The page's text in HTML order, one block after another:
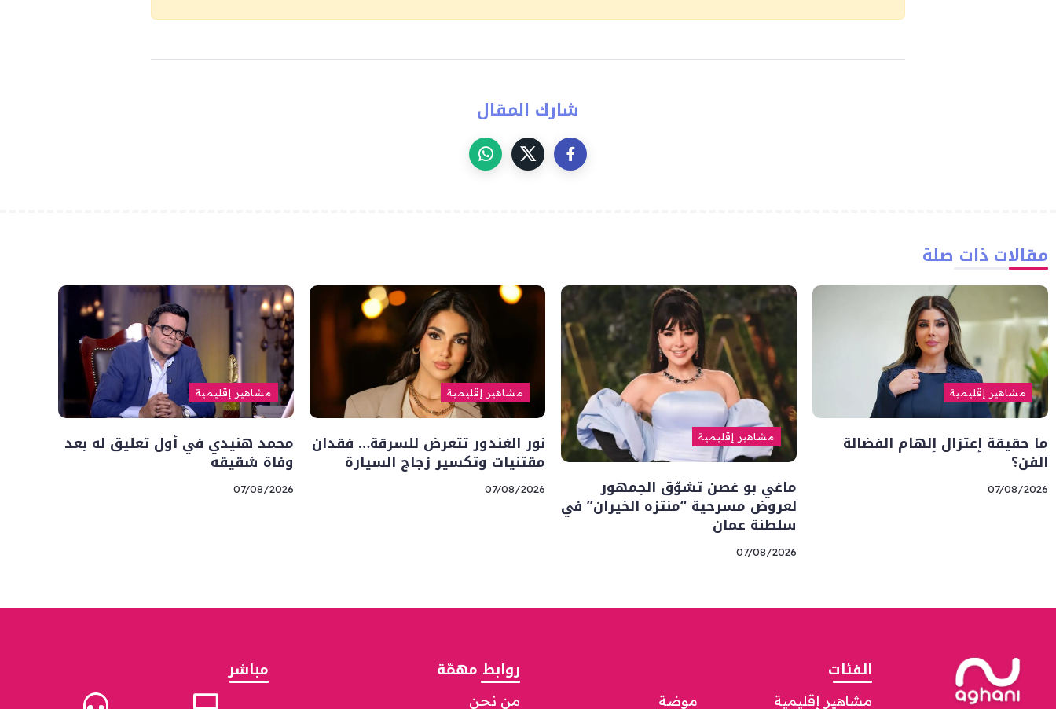
شارك المقال
مقالات ذات صلة
مشاهير إقليمية
ما حقيقة إعتزال إلهام الفضالة
الفن؟
07/08/2026
مشاهير إقليمية
ماغي بو غصن تشوّق الجمهور
لعروض مسرحية “منتزه الخيران” في
سلطنة عمان
07/08/2026
مشاهير إقليمية
نور الغندور تتعرض للسرقة… فقدان
مقتنيات وتكسير زجاج السيارة
07/08/2026
مشاهير إقليمية
محمد هنيدي في أول تعليق له بعد
وفاة شقيقه
07/08/2026
الفئات
مشاهير إقليمية موضة
روابط مهمّة
من نحن
مباشر